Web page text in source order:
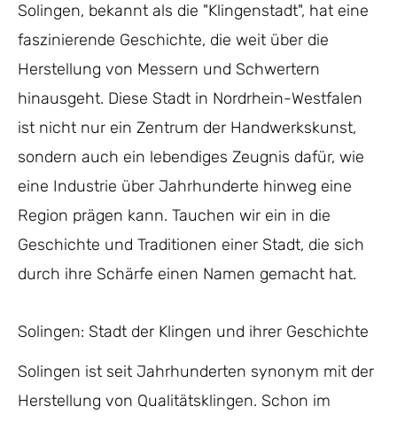
Solingen, bekannt als die "Klingenstadt", hat eine
faszinierende Geschichte, die weit über die
Herstellung von Messern und Schwertern
hinausgeht. Diese Stadt in Nordrhein-Westfalen
ist nicht nur ein Zentrum der Handwerkskunst,
sondern auch ein lebendiges Zeugnis dafür, wie
eine Industrie über Jahrhunderte hinweg eine
Region prägen kann. Tauchen wir ein in die
Geschichte und Traditionen einer Stadt, die sich
durch ihre Schärfe einen Namen gemacht hat.
Solingen: Stadt der Klingen und ihrer Geschichte
Solingen ist seit Jahrhunderten synonym mit der
Herstellung von Qualitätsklingen. Schon im